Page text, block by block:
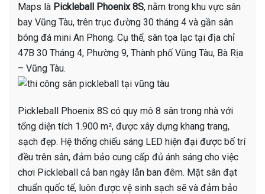
Maps là Pickleball Phoenix 8S, nằm trong khu vực sân
bay Vũng Tàu, trên trục đường 30 tháng 4 và gần sân
bóng đá mini An Phong. Cụ thể, sân tọa lạc tại địa chỉ
47B 30 Tháng 4, Phường 9, Thành phố Vũng Tàu, Bà Rịa
– Vũng Tàu.
Pickleball Phoenix 8S có quy mô 8 sân trong nhà với
tổng diện tích 1.900 m², được xây dựng khang trang,
sạch đẹp. Hệ thống chiếu sáng LED hiện đại được bố trí
đều trên sân, đảm bảo cung cấp đủ ánh sáng cho việc
chơi Pickleball cả ban ngày lẫn ban đêm. Mặt sân đạt
chuẩn quốc tế, luôn được vệ sinh sạch sẽ và đảm bảo